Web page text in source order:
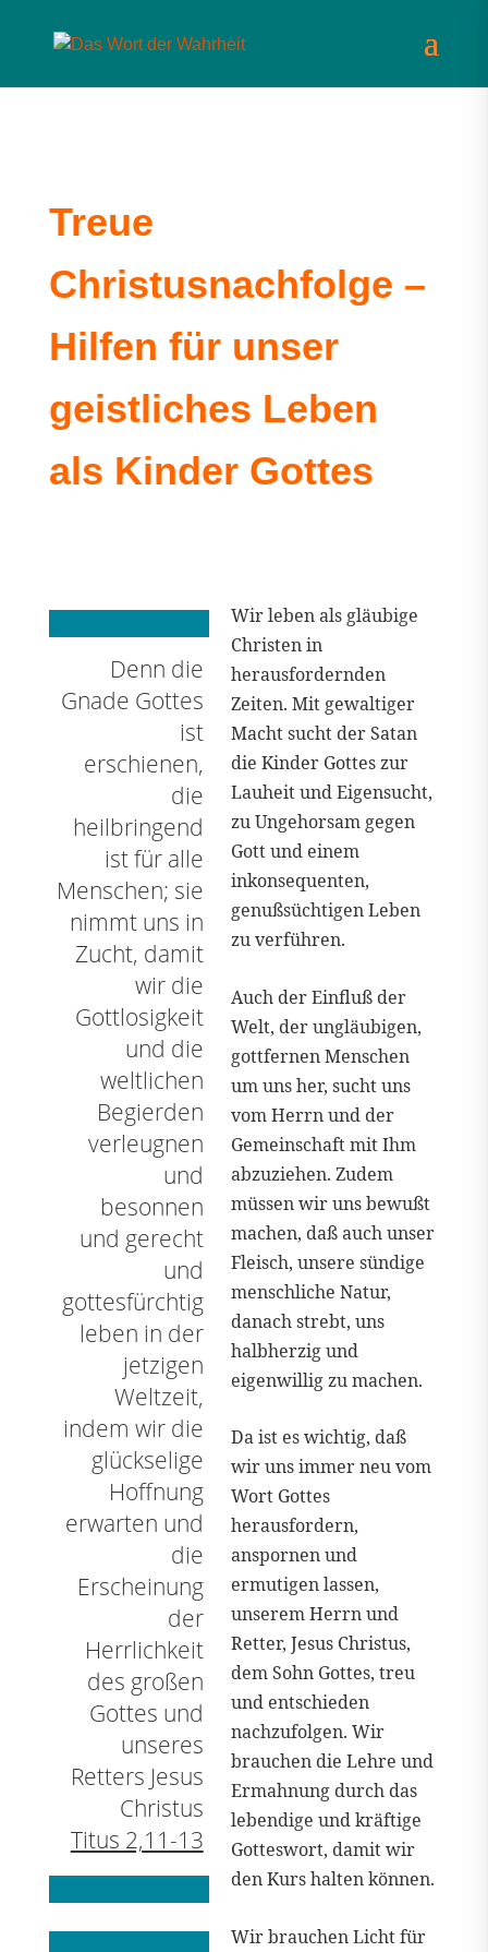
Treue
Christusnachfolge –
Hilfen für unser
geistliches Leben
als Kinder Gottes
Denn die
Gnade Gottes
ist
erschienen,
die
heilbringend
ist für alle
Menschen; sie
nimmt uns in
Zucht, damit
wir die
Gottlosigkeit
und die
weltlichen
Begierden
verleugnen
und
besonnen
und gerecht
und
gottesfürchtig
leben in der
jetzigen
Weltzeit,
indem wir die
glückselige
Hoffnung
erwarten und
die
Erscheinung
der
Herrlichkeit
des großen
Gottes und
unseres
Retters Jesus
Christus
Titus 2,11-13
Wir leben als gläubige
Christen in
herausfordernden
Zeiten. Mit gewaltiger
Macht sucht der Satan
die Kinder Gottes zur
Lauheit und Eigensucht,
zu Ungehorsam gegen
Gott und einem
inkonsequenten,
genußsüchtigen Leben
zu verführen.
Auch der Einfluß der
Welt, der ungläubigen,
gottfernen Menschen
um uns her, sucht uns
vom Herrn und der
Gemeinschaft mit Ihm
abzuziehen. Zudem
müssen wir uns bewußt
machen, daß auch unser
Fleisch, unsere sündige
menschliche Natur,
danach strebt, uns
halbherzig und
eigenwillig zu machen.
Da ist es wichtig, daß
wir uns immer neu vom
Wort Gottes
herausfordern,
anspornen und
ermutigen lassen,
unserem Herrn und
Retter, Jesus Christus,
dem Sohn Gottes, treu
und entschieden
nachzufolgen. Wir
brauchen die Lehre und
Ermahnung durch das
lebendige und kräftige
Gotteswort, damit wir
den Kurs halten können.
Wir brauchen Licht für